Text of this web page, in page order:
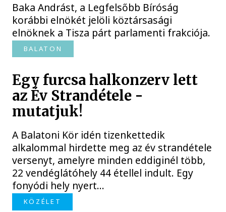
Baka Andrást, a Legfelsőbb Bíróság
korábbi elnökét jelöli köztársasági
elnöknek a Tisza párt parlamenti frakciója.
BALATON
Egy furcsa halkonzerv lett
az Év Strandétele -
mutatjuk!
A Balatoni Kör idén tizenkettedik
alkalommal hirdette meg az év strandétele
versenyt, amelyre minden eddiginél több,
22 vendéglátóhely 44 étellel indult. Egy
fonyódi hely nyert...
KÖZÉLET